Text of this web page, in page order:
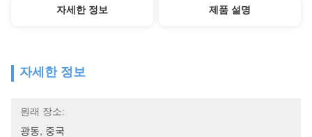
자세한 정보 제품 설명
자세한 정보
원래 장소:
광동, 중국